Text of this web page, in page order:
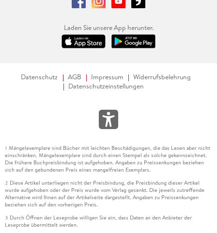
Laden Sie unsere App herunter.
Datenschutz AGB Impressum
Widerrufsbelehrung
Datenschutzeinstellungen
1 Mängelexemplare sind Bücher mit leichten Beschädigungen, die das Lesen aber nicht
einschränken. Mängelexemplare sind durch einen Stempel als solche gekennzeichnet.
Die frühere Buchpreisbindung ist aufgehoben. Angaben zu Preissenkungen beziehen
sich auf den gebundenen Preis eines mangelfreien Exemplars.
2 Diese Artikel unterliegen nicht der Preisbindung, die Preisbindung dieser Artikel
wurde aufgehoben oder der Preis wurde vom Verlag gesenkt. Die jeweils zutreffende
Alternative wird Ihnen auf der Artikelseite dargestellt. Angaben zu Preissenkungen
beziehen sich auf den vorherigen Preis.
3 Durch Öffnen der Leseprobe willigen Sie ein, dass Daten an den Anbieter der
Leseprobe übermittelt werden.